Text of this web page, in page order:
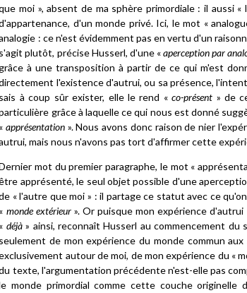
moi », absent de ma sphère primordiale : il aussi
d'un monde privé. Ici, le mot «
: ce n'est évidemment pas en vertu d'un
s'agit plutôt, précise Husserl, d'une «aperception par
à une transposition à partir de ce qui m'est
l'existence d'autrui, ou sa présence,
sais à coup sûr exister, elle le rend «co-présent » de
grâce à laquelle ce qui nous est donné
«apprésentation ». Nous avons donc raison de nier
mais nous n'avons pas tort d'affirmer cette
mot du premier paragraphe, le mot «
apprésenté, le seul objet possible d'une
« l'autre que moi » : il partage ce statut avec ce
« monde extérieur». Or puisque mon expérience
« déjà» ainsi, reconnaît Husserl au commencement du
seulement de mon expérience du monde commun
autour de moi, de mon expérience du «
texte, l'argumentation précédente n'est-elle pas
monde primordial comme cette couche